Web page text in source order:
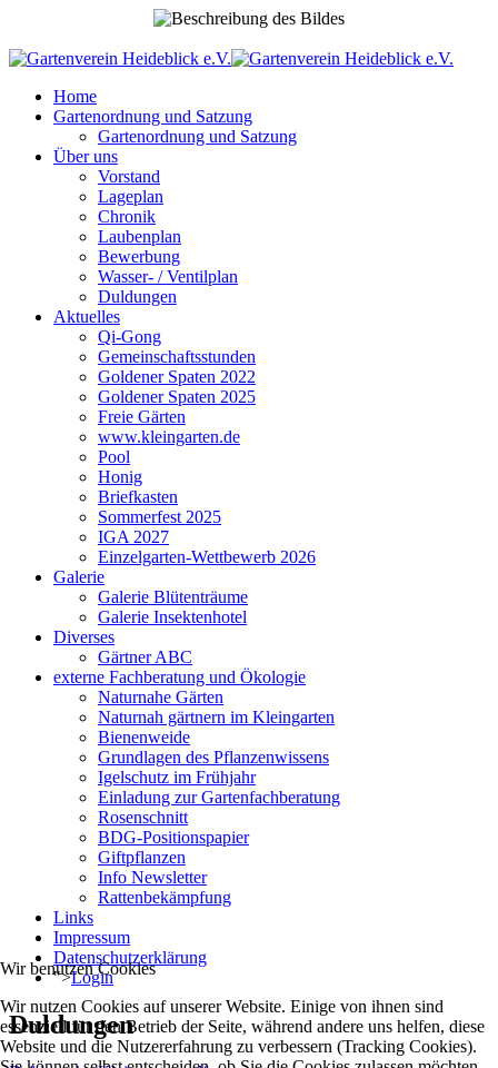
Home
Gartenordnung und Satzung
Gartenordnung und Satzung
Über uns
Vorstand
Lageplan
Chronik
Laubenplan
Bewerbung
Wasser- / Ventilplan
Duldungen
Aktuelles
Qi-Gong
Gemeinschaftsstunden
Goldener Spaten 2022
Goldener Spaten 2025
Freie Gärten
www.kleingarten.de
Pool
Honig
Briefkasten
Sommerfest 2025
IGA 2027
Einzelgarten-Wettbewerb 2026
Galerie
Galerie Blütenträume
Galerie Insektenhotel
Diverses
Gärtner ABC
externe Fachberatung und Ökologie
Naturnahe Gärten
Naturnah gärtnern im Kleingarten
Bienenweide
Grundlagen des Pflanzenwissens
Igelschutz im Frühjahr
Einladung zur Gartenfachberatung
Rosenschnitt
BDG-Positionspapier
Giftpflanzen
Info Newsletter
Rattenbekämpfung
Links
Impressum
Datenschutzerklärung
">Login
Duldungen
Wir benutzen Cookies
Wir nutzen Cookies auf unserer Website. Einige von ihnen sind
essenziell für den Betrieb der Seite, während andere uns helfen, diese
Website und die Nutzererfahrung zu verbessern (Tracking Cookies).